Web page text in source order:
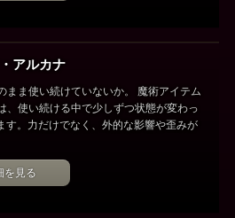
アルカナ
まま使い続けていないか。 魔術アイテム
、使い続ける中で少しずつ状態が変わっ
す。力だけでなく、外的な影響や歪みが
を見る